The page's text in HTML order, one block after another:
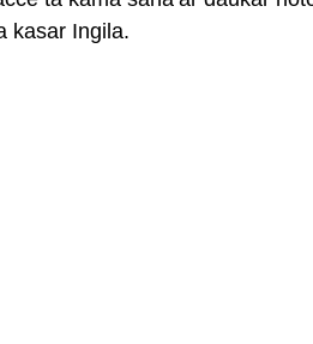
kasar Ingila.